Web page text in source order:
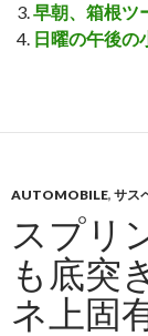
早朝、箱根ツ
日曜の午後の
AUTOMOBILE, サス
スプリ
も底
ネ上固